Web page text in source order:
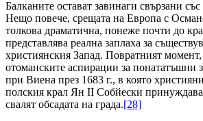
Балканите остават завинаги свързани със
Нещо повече, срещата на Европа с
толкова драматична, понеже почти до
представлява реална заплаха за
християнския Запад. Повратният момент,
отоманските аспирации за понататъшни
при Виена през 1683 г., в която
полския крал Ян II Собйески
свалят обсадата на града.[28]